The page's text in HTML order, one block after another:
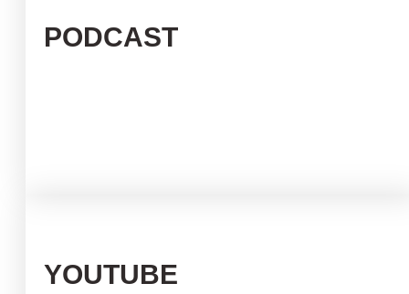
PODCAST
YOUTUBE